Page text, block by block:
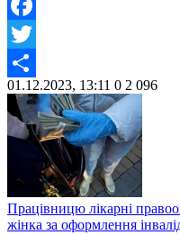
Facebook
Twitter
Share
01.12.2023, 13:11 0 2 096
Працівницю лікарні
жінка за оформлення